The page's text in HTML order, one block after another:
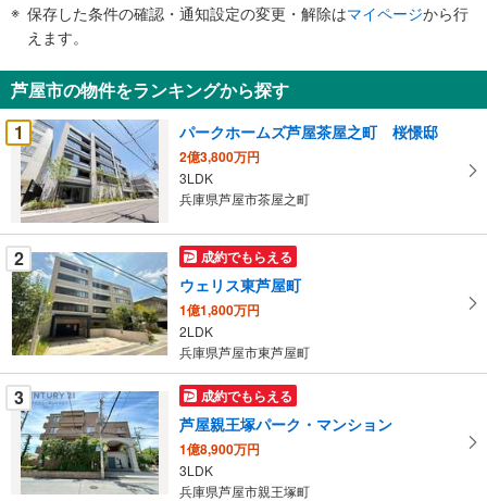
知
を
受
け
取
る
・
条
件
を
マ
イ
ペ
ー
ジ
に
保
存
保存した条件の確認・通知設定の変更・解除はマイページから行
えます。
芦屋市の物件をランキングから探す
1
パークホームズ芦屋茶屋之町 桜憬邸
2億3,800万円
3LDK
兵庫県芦屋市茶屋之町
2 成約でもらえる
ウェリス東芦屋町
1億1,800万円
2LDK
兵庫県芦屋市東芦屋町
3 成約でもらえる
芦屋親王塚パーク・マンション
1億8,900万円
3LDK
兵庫県芦屋市親王塚町